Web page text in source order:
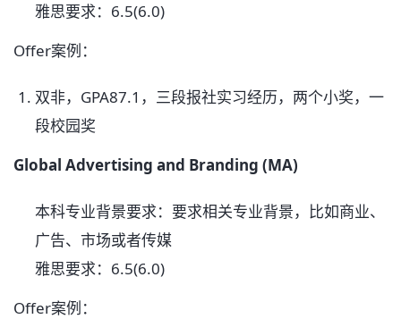
雅思要求：6.5(6.0)
Offer案例：
双非，GPA87.1，三段报社实习经历，两个小奖，一
段校园奖
Global Advertising and Branding (MA)
本科专业背景要求：要求相关专业背景，比如商业、
广告、市场或者传媒
雅思要求：6.5(6.0)
Offer案例：